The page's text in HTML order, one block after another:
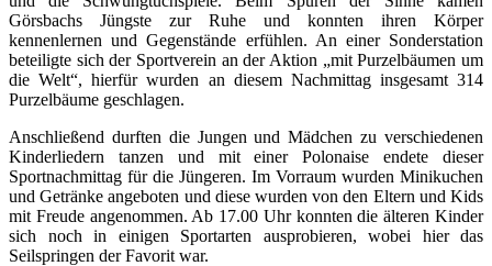
Görsbachs Jüngste zur Ruhe und konnten ihren Körper
kennenlernen und Gegenstände erfühlen. An einer Sonderstation
beteiligte sich der Sportverein an der Aktion „mit Purzelbäumen um
die Welt“, hierfür wurden an diesem Nachmittag insgesamt 314
Purzelbäume geschlagen.
Anschließend durften die Jungen und Mädchen zu verschiedenen
Kinderliedern tanzen und mit einer Polonaise endete dieser
Sportnachmittag für die Jüngeren. Im Vorraum wurden Minikuchen
und Getränke angeboten und diese wurden von den Eltern und Kids
mit Freude angenommen. Ab 17.00 Uhr konnten die älteren Kinder
sich noch in einigen Sportarten ausprobieren, wobei hier das
Seilspringen der Favorit war.